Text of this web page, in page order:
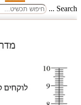
Search ...